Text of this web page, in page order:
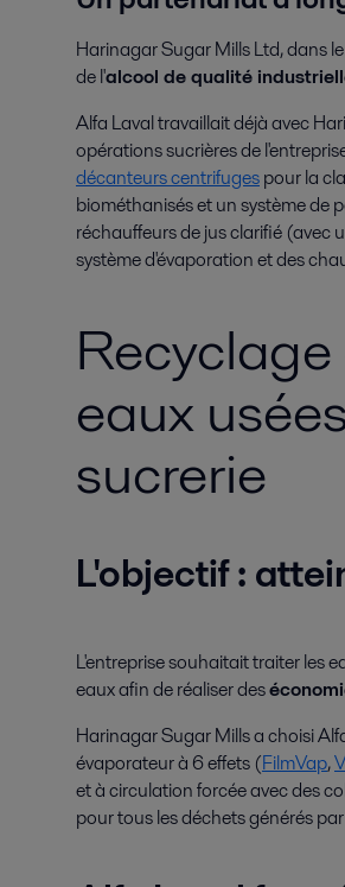
Harinagar Sugar Mills Ltd, dans
de l'alcool de qualité
Alfa Laval travaillait déjà avec
opérations sucrières de
décanteurs centrifugespour la
biométhanisés et un système de
réchauffeurs de jus clarifié
système d'évaporation et des
eaux
sucrerie
L'objectif :
L'entreprise souhaitait traiter les
eaux afin de réaliser des
Harinagar Sugar Mills a choisi
évaporateur à 6 effets (FilmVap,
et à circulation forcée avec des
pour tous les déchets générés